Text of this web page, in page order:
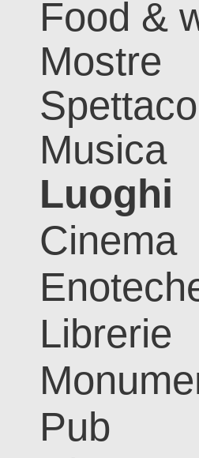
Food &
Mostre
Musica
Luoghi
Cinema
Librerie
Pub